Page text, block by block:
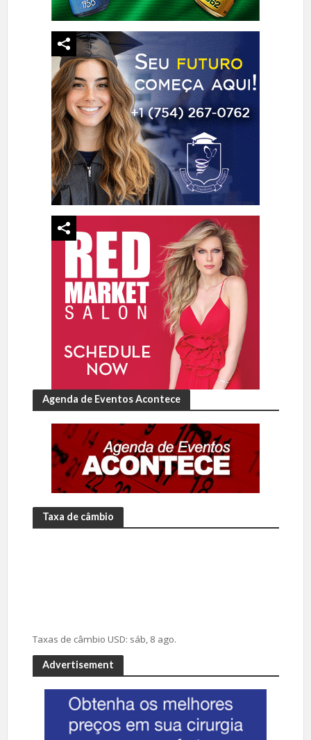
Agenda de Eventos Acontece
Taxa de câmbio
Taxas de câmbio USD: sáb, 8 ago.
Advertisement